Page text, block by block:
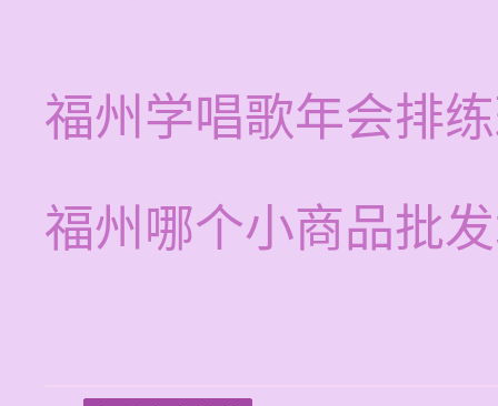
福州学唱歌年会排
福州哪个小商品批